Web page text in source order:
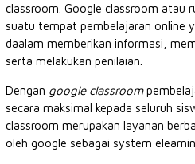
classroom. Google classroom atau
suatu tempat pembelajaran online
daalam memberikan informasi,
serta melakukan penilaian.
Dengan google classroom
secara maksimal kepada seluruh
classroom merupakan layanan
oleh google sebagai system